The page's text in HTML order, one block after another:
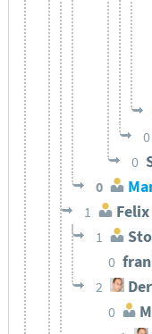
0
0
0
1 Felix
1
0
2
0